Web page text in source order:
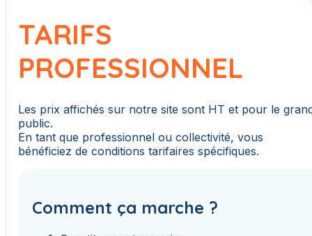
TARIFS
PROFESSIONNEL
Les prix affichés sur notre site sont HT et pour le
public.
En tant que professionnel ou collectivité, vous
bénéficiez de conditions tarifaires spécifiques.
Comment ça marche ?